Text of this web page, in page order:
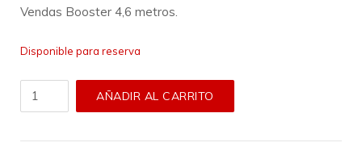
Vendas Booster 4,6 metros.
Disponible para reserva
Vendas
Bpc
AÑADIR AL CARRITO